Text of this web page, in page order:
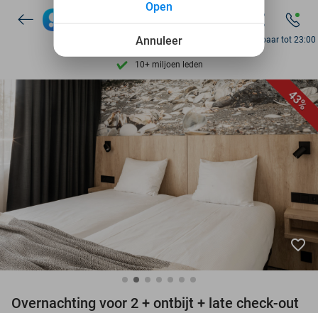
9,4 op basis van205.869 reviews
Ontdek 15.000+ deals
7 dagen per week beschikbaar
Bereikbaar tot 23:00
43%
favorite_border
Overnachting voor 2 + ontbijt + late check-out
Annuleer
Open